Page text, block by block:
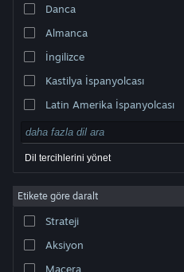
markalar, ABD ve diğer ülkelerde ilgili sahiplerinin
Erişilebilirlik |
Çerezler
Danca
Almanca
İngilizce
Kastilya İspanyolcası
Latin Amerika İspanyolcası
Dil tercihlerini yönet
Etikete göre daralt
Strateji
Aksiyon
Macera